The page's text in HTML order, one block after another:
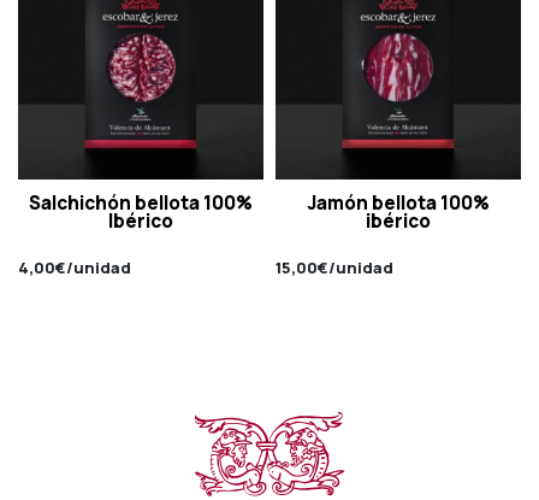
Salchichón bellota 100%
Ibérico
4,00€/unidad
Jamón bellota 100%
ibérico
15,00€/unidad